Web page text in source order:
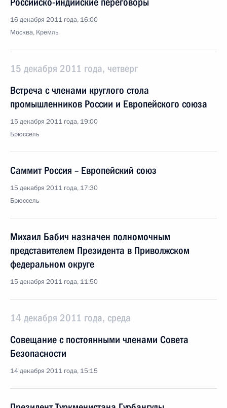
16 декабря 2011 года, 16:00
Москва, Кремль
15 декабря 2011 года, четверг
Встреча с членами круглого стола
промышленников России и Европейского союза
15 декабря 2011 года, 19:00
Брюссель
Саммит Россия – Европейский союз
15 декабря 2011 года, 17:30
Брюссель
Михаил Бабич назначен полномочным
представителем Президента в Приволжском
федеральном округе
15 декабря 2011 года, 11:50
14 декабря 2011 года, среда
Совещание с постоянными членами Совета
Безопасности
14 декабря 2011 года, 15:15